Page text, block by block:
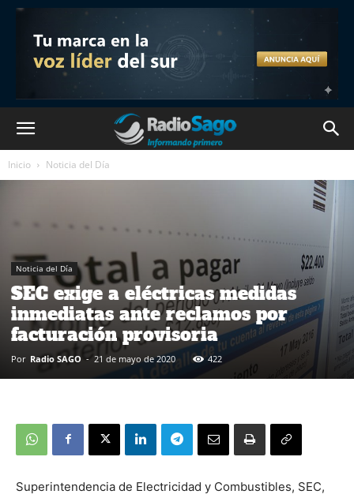
Inicio Noticia del Día
Noticia del Día
SEC exige a eléctricas medidas
inmediatas ante reclamos por
facturación provisoria
Por Radio SAGO - 21 de mayo de 2020 422
Superintendencia de Electricidad y Combustibles, SEC,